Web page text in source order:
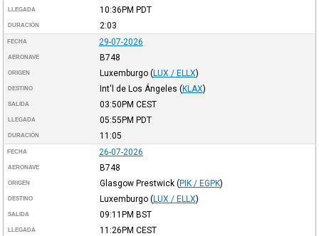
LLEGADA 10:36PM PDT
DURACIÓN 2:03
FECHA 29-07-2026
AERONAVE B748
ORIGEN Luxemburgo (LUX / ELLX)
DESTINO Int'l de Los Ángeles (KLAX)
SALIDA 03:50PM CEST
LLEGADA 05:55PM PDT
DURACIÓN 11:05
FECHA 26-07-2026
AERONAVE B748
ORIGEN Glasgow Prestwick (PIK / EGPK)
DESTINO Luxemburgo (LUX / ELLX)
SALIDA 09:11PM BST
LLEGADA 11:26PM CEST